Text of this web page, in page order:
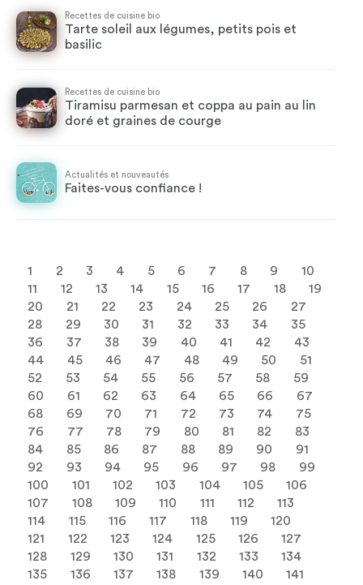
Recettes de cuisine bio
Tarte soleil aux légumes, petits pois et
basilic
Recettes de cuisine bio
Tiramisu parmesan et coppa au pain au lin
doré et graines de courge
Actualités et nouveautés
Faites-vous confiance !
1 2 3 4 5 6 7 8 9
10
11
12 13 14 15 16 17 18
19
20
21 22 23 24 25 26
27
28
29 30 31 32 33 34
35
36
37 38 39 40 41 42
43
44
45 46 47 48 49 50
51
52
53 54 55 56 57 58
59
60
61 62 63 64 65 66
67
68
69 70 71 72 73 74
75
76
77 78 79 80 81 82
83
84
85 86 87 88 89 90
91
92
93 94 95 96 97 98
99
100
101 102 103 104 105
106
107
108 109 110 111 112
113
114
115 116 117 118 119
120
121
122 123 124 125 126
127
128
129 130 131 132 133
134
135
136 137 138 139 140
141